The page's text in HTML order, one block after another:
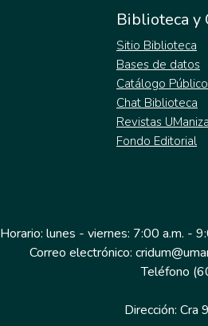
Biblioteca y
Sitio Biblioteca
Bases de datos
Catálogo
Chat Biblioteca
Revistas
Fondo Editorial
Horario: lunes - viernes: 7:00 a.m. -
Correo electrónico:
Teléfono
Dirección: